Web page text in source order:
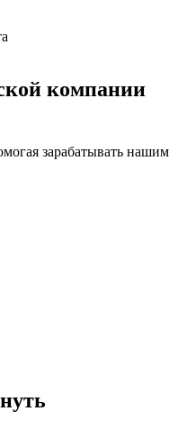
компании
зарабатывать нашим